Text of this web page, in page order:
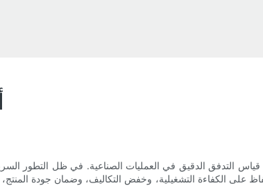
التدفق الدقيق في العمليات الصناعية. في ظل التطور
على الكفاءة التشغيلية، وخفض التكاليف، وضمان جودة المنتج،